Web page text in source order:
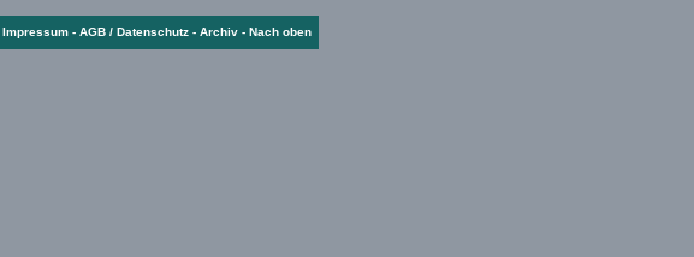
Impressum - AGB / Datenschutz - Archiv - Nach oben